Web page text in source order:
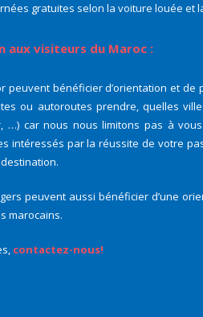
gratuites selon la voiture louée et
aux visiteurs du Maroc :
peuvent bénéficier d’orientation et de
ou autoroutes prendre, quelles
…) car nous nous limitons pas à
intéressés par la réussite de votre
peuvent aussi bénéficier d’une
marocains.
contactez-nous!